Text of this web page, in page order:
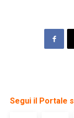
Segui il Portale